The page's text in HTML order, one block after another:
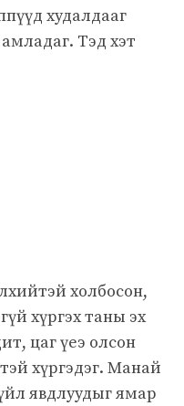
худалдааг
Тэд хэт
холбосон,
хүргэх таны эх
цаг үеэ олсон
хүргэдэг. Манай
явдлуудыг ямар